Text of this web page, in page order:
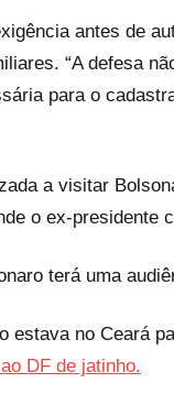
antes de
“A defesa
para o
a visitar
o ex-presidente
terá uma
estava no Ceará
DF de jatinho.